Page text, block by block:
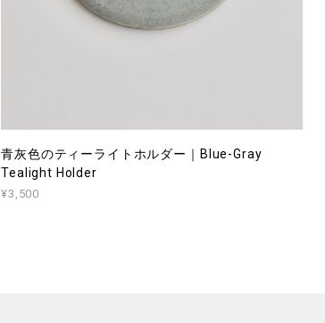
青灰色のティーライトホルダー｜Blue-Gray
Tealight Holder
¥3,500